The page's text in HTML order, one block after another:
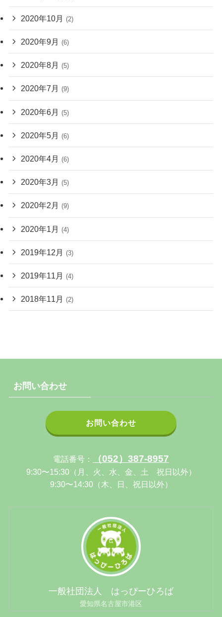
2020年10月 (2)
2020年9月 (6)
2020年8月 (5)
2020年7月 (9)
2020年6月 (5)
2020年5月 (6)
2020年4月 (6)
2020年3月 (5)
2020年2月 (9)
2020年1月 (4)
2019年12月 (3)
2019年11月 (4)
2018年11月 (2)
お問い合わせ
お問い合わせ
電話番号： （052）387-8957
9:30〜15:30（月、火、水、金、土 祝日以外）
9:30〜14:30（木、日、祝日以外）
一般社団法人 はっぴーひろば
愛知県名古屋市港区